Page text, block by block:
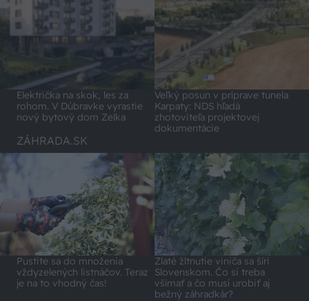
Električka na skok, les za
rohom. V Dúbravke vyrastie
nový bytový dom Zelka
Veľký posun v príprave tunela
Karpaty: NDS hľadá
zhotoviteľa projektovej
dokumentácie
ZÁHRADA.SK
Pustite sa do množenia
vždyzelených listnáčov. Teraz
je na to vhodný čas!
Zlaté žltnutie viniča sa šíri
Slovenskom. Čo si treba
všímať a čo musí urobiť aj
bežný záhradkár?